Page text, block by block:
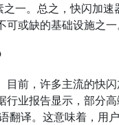
一。总之，快闪加速
或缺的基础设施之一
目前，许多主流的快
行业报告显示，部分
翻译。这意味着，用